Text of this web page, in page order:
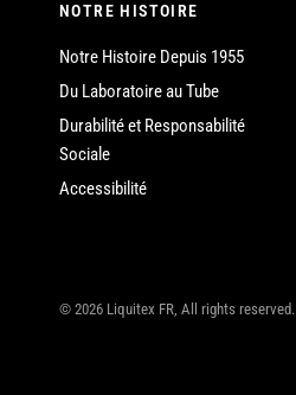
NOTRE HISTOIRE
Notre Histoire Depuis 1955
Du Laboratoire au Tube
Durabilité et Responsabilité
Sociale
Accessibilité
© 2026 Liquitex FR, All rights reserved.